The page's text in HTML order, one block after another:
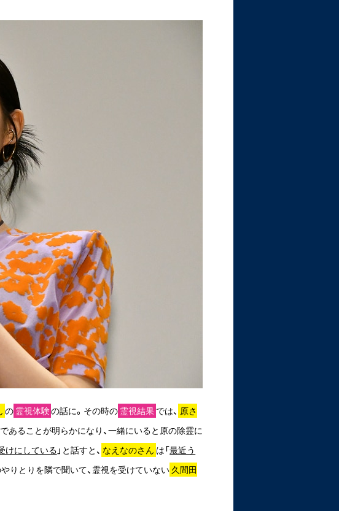
の 霊視体験の話に。その時の 霊視結果 では、 原さ
あることが明らかになり、一緒にいると原の除霊に
けにしている 」と話すと、 なえなのさん は「最近う
りとりを隣で聞いて、霊視を受けていない 久間田